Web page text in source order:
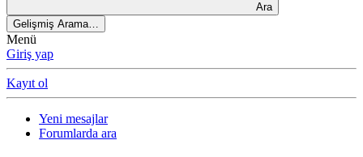
Ara
Gelişmiş Arama…
Menü
Giriş yap
Kayıt ol
Yeni mesajlar
Forumlarda ara